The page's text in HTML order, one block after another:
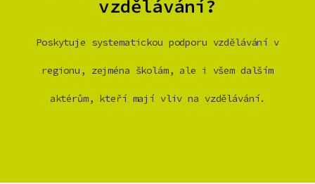
vzdělávání?
Poskytuje systematickou podporu vzdělávání v
regionu, zejména školám, ale i všem dalším
aktérům, kteří mají vliv na vzdělávání.